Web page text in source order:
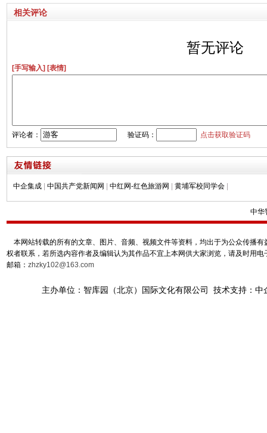
相关评论
暂无评论
[手写输入] [表情]
评论者： 验证码： 点击获取验证码
中企集成 | 中国共产党新闻网 | 中红网-红色旅游网 | 黄埔军校同学会 |
中华
本网站转载的所有的文章、图片、音频、视频文件等资料，均出于为公众传播
权者联系，若所选内容作者及编辑认为其作品不宜上本网供大家浏览，请及时用
邮箱： zhzky102@163.com
主办单位：智库园（北京）国际文化有限公司 技术支持：